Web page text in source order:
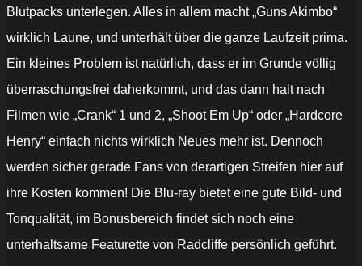
Blutpacks unterlegen. Alles in allem macht „Guns Akimbo“
wirklich Laune, und unterhält über die ganze Laufzeit prima.
Ein kleines Problem ist natürlich, dass er im Grunde völlig
überraschungsfrei daherkommt, und das dann halt nach
Filmen wie „Crank“ 1 und 2, „Shoot Em Up“ oder „Hardcore
Henry“ einfach nichts wirklich Neues mehr ist. Dennoch
werden sicher gerade Fans von derartigen Streifen hier auf
ihre Kosten kommen! Die Blu-ray bietet eine gute Bild- und
Tonqualität, im Bonusbereich findet sich noch eine
unterhaltsame Featurette von Radcliffe persönlich geführt.